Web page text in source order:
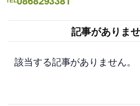
記事がありま
該当する記事がありません。